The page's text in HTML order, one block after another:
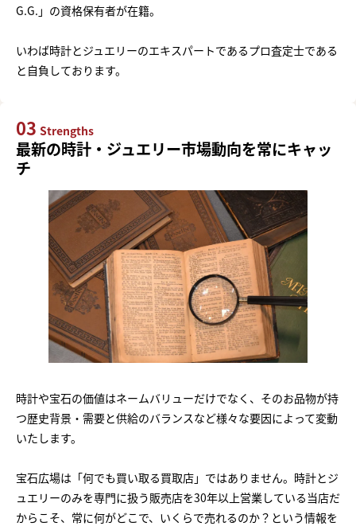
G.G.」の資格保有者が在籍。
いわば時計とジュエリーのエキスパートであるプロ査定士である
と自負しております。
03 Strengths
最新の時計・ジュエリー市場動向を常にキャッ
チ
時計や宝石の価値はネームバリューだけでなく、そのお品物が持
つ歴史背景・需要と供給のバランスなど様々な要因によって変動
いたします。
宝石広場は「何でも買い取る買取店」ではありません。時計とジ
ュエリーのみを専門に扱う販売店を30年以上営業している当店だ
からこそ、常に何がどこで、いくらで売れるのか？という情報を